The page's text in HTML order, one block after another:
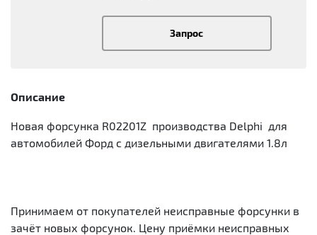
Запрос
Описание
Новая форсунка R02201Z производства Delphi для
автомобилей Форд с дизельными двигателями 1.8л
Принимаем от покупателей неисправные форсунки в
зачёт новых форсунок. Цену приёмки неисправных